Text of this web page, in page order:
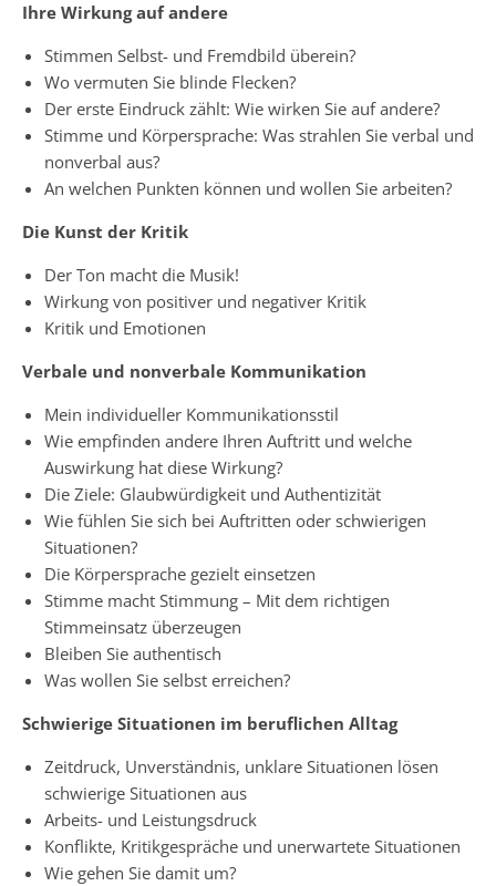
Ihre Wirkung auf andere
Stimmen Selbst- und Fremdbild überein?
Wo vermuten Sie blinde Flecken?
Der erste Eindruck zählt: Wie wirken Sie auf andere?
Stimme und Körpersprache: Was strahlen Sie verbal und
nonverbal aus?
An welchen Punkten können und wollen Sie arbeiten?
Die Kunst der Kritik
Der Ton macht die Musik!
Wirkung von positiver und negativer Kritik
Kritik und Emotionen
Verbale und nonverbale Kommunikation
Mein individueller Kommunikationsstil
Wie empfinden andere Ihren Auftritt und welche
Auswirkung hat diese Wirkung?
Die Ziele: Glaubwürdigkeit und Authentizität
Wie fühlen Sie sich bei Auftritten oder schwierigen
Situationen?
Die Körpersprache gezielt einsetzen
Stimme macht Stimmung – Mit dem richtigen
Stimmeinsatz überzeugen
Bleiben Sie authentisch
Was wollen Sie selbst erreichen?
Schwierige Situationen im beruflichen Alltag
Zeitdruck, Unverständnis, unklare Situationen lösen
schwierige Situationen aus
Arbeits- und Leistungsdruck
Konflikte, Kritikgespräche und unerwartete Situationen
Wie gehen Sie damit um?